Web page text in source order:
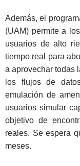
Además, el
(UAM) permite a
usuarios de alto
tiempo real para
a aprovechar todas
los flujos de
emulación de
usuarios simular
objetivo de
reales. Se espera
meses.